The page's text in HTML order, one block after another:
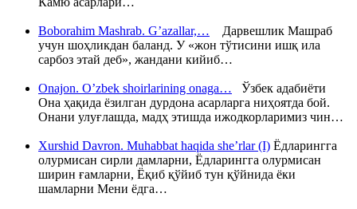
Boborahim Mashrab. G’azallar,… Дарвешлик Машраб
учун шоҳликдан баланд. У «жон тўтисини ишқ ила
сарбоз этай деб», жандани кийиб…
Onajon. O’zbek shoirlarining onaga… Ўзбек адабиёти
Она ҳақида ёзилган дурдона асарларга ниҳоятда бой.
Онани улуғлашда, мадҳ этишда ижодкорларимиз чин…
Xurshid Davron. Muhabbat haqida she’rlar (I) Ёдларингга
олурмисан сирли дамларни, Ёдларингга олурмисан
ширин ғамларни, Ёқиб қўйиб тун қўйнида ёки
шамларни Мени ёдга…